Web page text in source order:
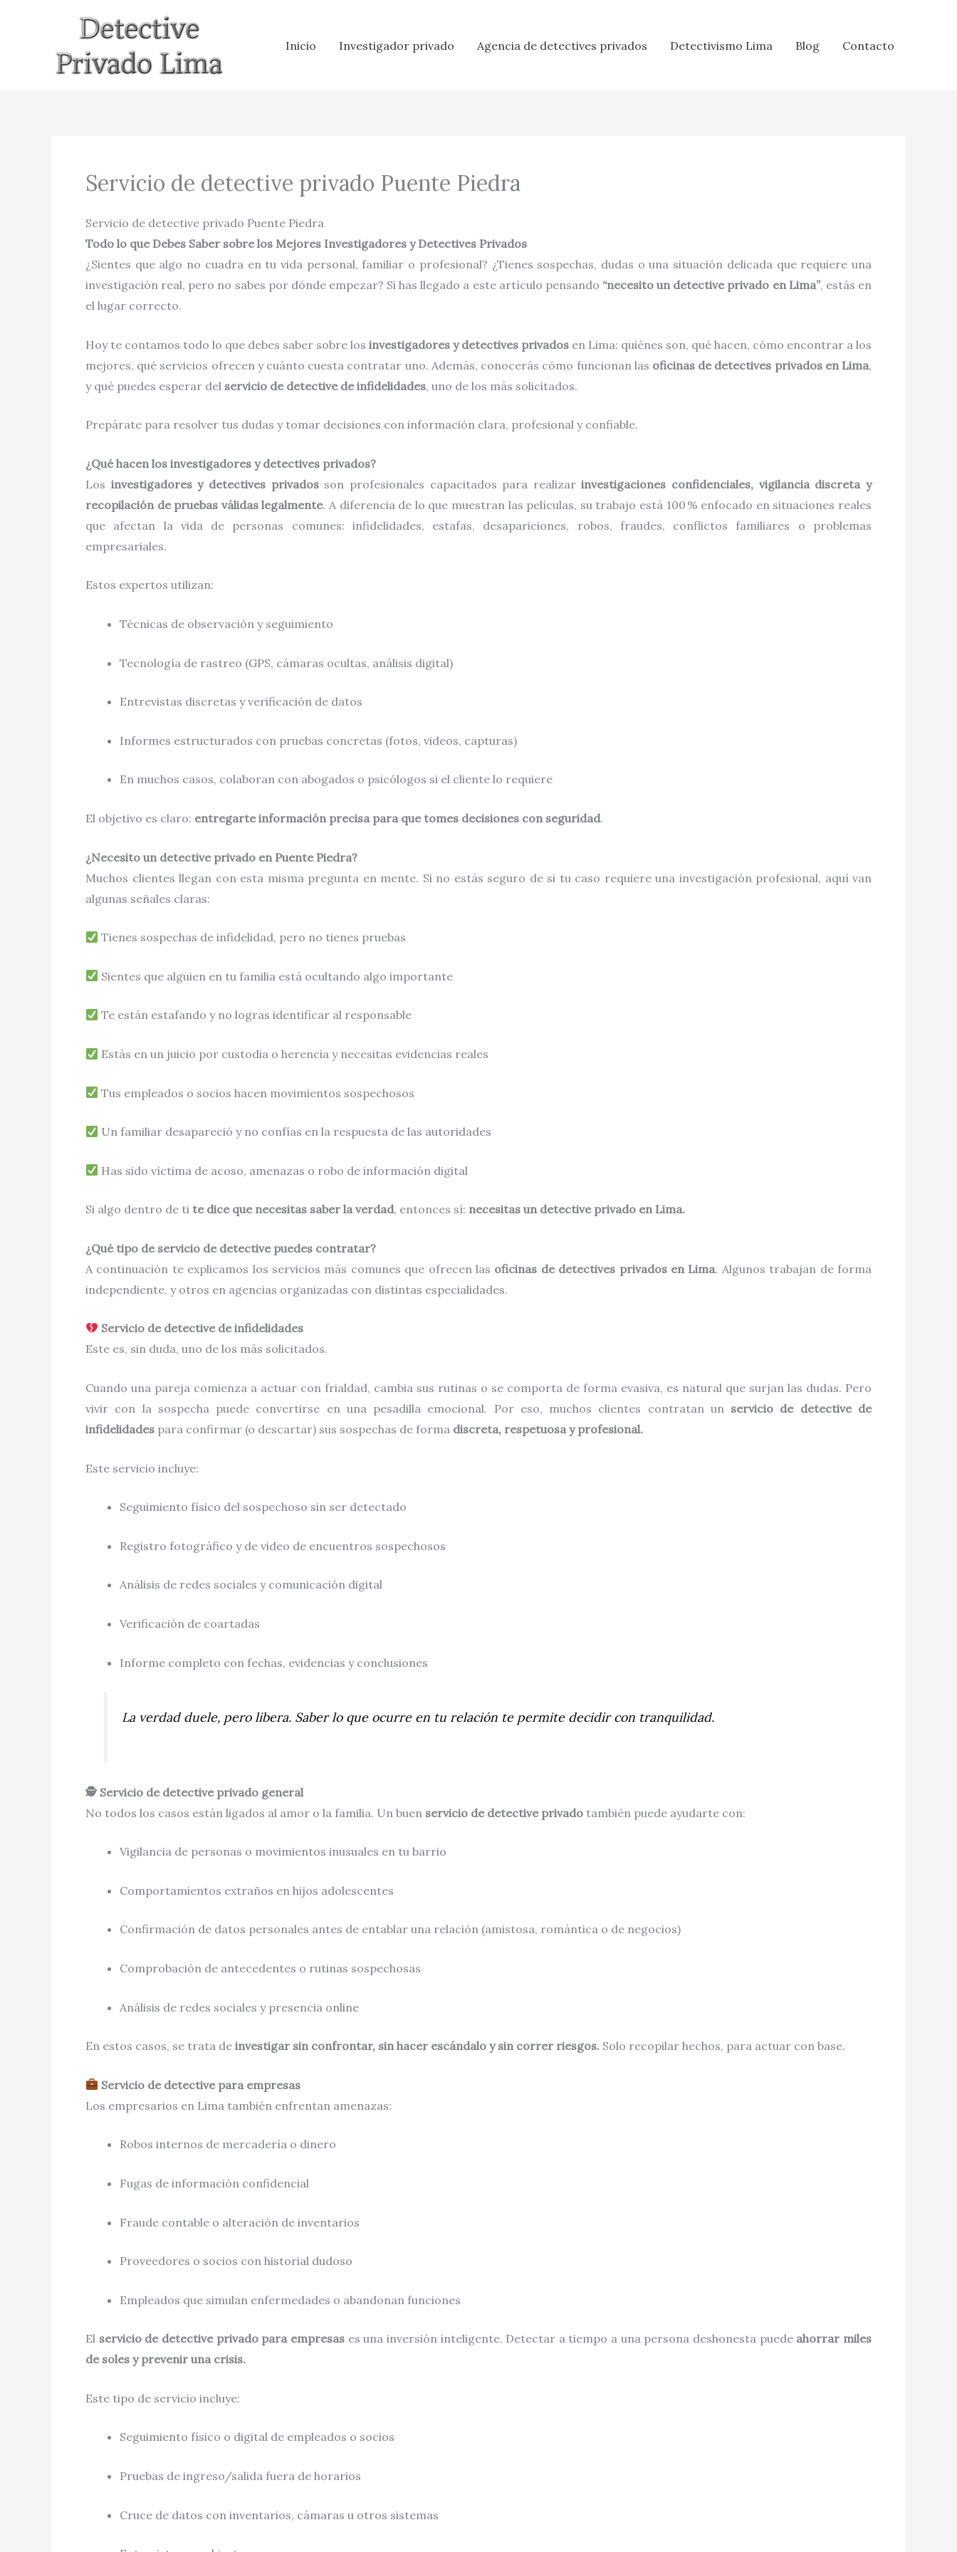
Inicio Investigador privado Agencia de detectives privados Detectivismo Lima Blog Contacto
Servicio de detective privado Puente Piedra
Servicio de detective privado Puente Piedra
Todo lo que Debes Saber sobre los Mejores Investigadores y Detectives Privados
¿Sientes que algo no cuadra en tu vida personal, familiar o profesional? ¿Tienes sospechas, dudas o una situación delicada que requiere una
investigación real, pero no sabes por dónde empezar? Si has llegado a este artículo pensando “necesito un detective privado en Lima”, estás en
el lugar correcto.
Hoy te contamos todo lo que debes saber sobre los investigadores y detectives privados en Lima: quiénes son, qué hacen, cómo encontrar a los
mejores, qué servicios ofrecen y cuánto cuesta contratar uno. Además, conocerás cómo funcionan las oficinas de detectives privados en Lima,
y qué puedes esperar del servicio de detective de infidelidades, uno de los más solicitados.
Prepárate para resolver tus dudas y tomar decisiones con información clara, profesional y confiable.
¿Qué hacen los investigadores y detectives privados?
Los investigadores y detectives privadosson profesionales capacitados para realizarinvestigaciones confidenciales, vigilancia discreta y
recopilación de pruebas válidas legalmente. A diferencia de lo que muestran las películas, su trabajo está 100 % enfocado en situaciones reales
que afectan la vida de personas comunes: infidelidades, estafas, desapariciones, robos, fraudes, conflictos familiares o problemas
empresariales.
Estos expertos utilizan:
Técnicas de observación y seguimiento
Tecnología de rastreo (GPS, cámaras ocultas, análisis digital)
Entrevistas discretas y verificación de datos
Informes estructurados con pruebas concretas (fotos, videos, capturas)
En muchos casos, colaboran con abogados o psicólogos si el cliente lo requiere
El objetivo es claro: entregarte información precisa para que tomes decisiones con seguridad.
¿Necesito un detective privado en Puente Piedra?
Muchos clientes llegan con esta misma pregunta en mente. Si no estás seguro de si tu caso requiere una investigación profesional, aquí van
algunas señales claras:
Tienes sospechas de infidelidad, pero no tienes pruebas
Sientes que alguien en tu familia está ocultando algo importante
Te están estafando y no logras identificar al responsable
Estás en un juicio por custodia o herencia y necesitas evidencias reales
Tus empleados o socios hacen movimientos sospechosos
Un familiar desapareció y no confías en la respuesta de las autoridades
Has sido víctima de acoso, amenazas o robo de información digital
Si algo dentro de ti te dice que necesitas saber la verdad, entonces sí: necesitas un detective privado en Lima.
¿Qué tipo de servicio de detective puedes contratar?
A continuación te explicamos los servicios más comunes que ofrecen las oficinas de detectives privados en Lima. Algunos trabajan de forma
independiente, y otros en agencias organizadas con distintas especialidades.
Servicio de detective de infidelidades
Este es, sin duda, uno de los más solicitados.
Cuando una pareja comienza a actuar con frialdad, cambia sus rutinas o se comporta de forma evasiva, es natural que surjan las dudas. Pero
vivir con la sospecha puede convertirse en una pesadilla emocional. Por eso, muchos clientes contratan un servicio de detective de
infidelidades para confirmar (o descartar) sus sospechas de forma discreta, respetuosa y profesional.
Este servicio incluye:
Seguimiento físico del sospechoso sin ser detectado
Registro fotográfico y de video de encuentros sospechosos
Análisis de redes sociales y comunicación digital
Verificación de coartadas
Informe completo con fechas, evidencias y conclusiones
La verdad duele, pero libera. Saber lo que ocurre en tu relación te permite decidir con tranquilidad.
🕵️ Servicio de detective privado general
No todos los casos están ligados al amor o la familia. Un buen servicio de detective privado también puede ayudarte con:
Vigilancia de personas o movimientos inusuales en tu barrio
Comportamientos extraños en hijos adolescentes
Confirmación de datos personales antes de entablar una relación (amistosa, romántica o de negocios)
Comprobación de antecedentes o rutinas sospechosas
Análisis de redes sociales y presencia online
En estos casos, se trata de investigar sin confrontar, sin hacer escándalo y sin correr riesgos. Solo recopilar hechos, para actuar con base.
Servicio de detective para empresas
Los empresarios en Lima también enfrentan amenazas:
Robos internos de mercadería o dinero
Fugas de información confidencial
Fraude contable o alteración de inventarios
Proveedores o socios con historial dudoso
Empleados que simulan enfermedades o abandonan funciones
El servicio de detective privado para empresases una inversión inteligente. Detectar a tiempo a una persona deshonesta puede ahorrar miles
de soles y prevenir una crisis.
Este tipo de servicio incluye:
Seguimiento físico o digital de empleados o socios
Pruebas de ingreso/salida fuera de horarios
Cruce de datos con inventarios, cámaras u otros sistemas